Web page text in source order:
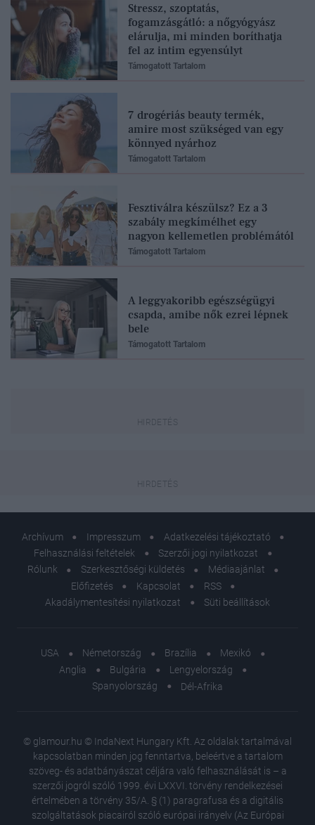
Stressz, szoptatás,
fogamzásgátló: a nőgyógyász
elárulja, mi minden boríthatja
fel az intim egyensúlyt
Támogatott Tartalom
7 drogériás beauty termék,
amire most szükséged van egy
könnyed nyárhoz
Támogatott Tartalom
Fesztiválra készülsz? Ez a 3
szabály megkímélhet egy
nagyon kellemetlen problémától
Támogatott Tartalom
A leggyakoribb egészségügyi
csapda, amibe nők ezrei lépnek
bele
Támogatott Tartalom
Archívum Impresszum
Adatkezelési tájékoztató
Felhasználási feltételek
Szerzői jogi nyilatkozat
Rólunk
Szerkesztőségi küldetés
Médiaajánlat
Előfizetés
Kapcsolat
RSS
Akadálymentesítési nyilatkozat
Süti beállítások
USA Németország Brazília
Mexikó
Anglia
Bulgária
Lengyelország
Spanyolország
Dél-Afrika
© glamour.hu © IndaNext Hungary Kft. Az oldalak tartalmával
kapcsolatban minden jog fenntartva, beleértve a tartalom
szöveg- és adatbányászat céljára való felhasználását is – a
szerzői jogról szóló 1999. évi LXXVI. törvény rendelkezései
értelmében a törvény 35/A. § (1) paragrafusa és a digitális
szolgáltatások piacairól szóló európai irányelv (Az Európai